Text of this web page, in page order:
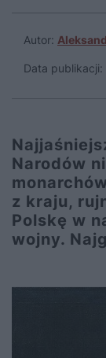
Autor:
Data publikacji:
Narodów
z kraju,
Polskę w
wojny.